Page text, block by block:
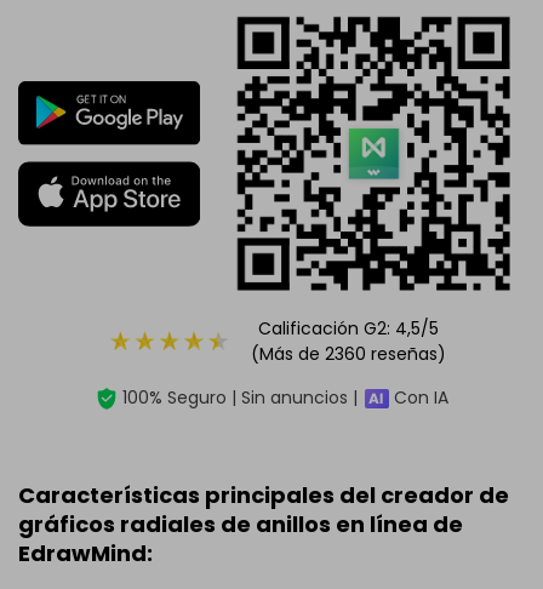
Calificación G2: 4,5/5
(Más de 2360 reseñas)
100% Seguro | Sin anuncios |
Con IA
Características principales del creador de
gráficos radiales de anillos en línea de
EdrawMind: